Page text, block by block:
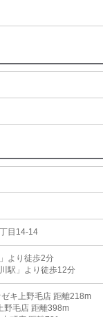
目14-14
より徒歩2分
駅」より徒歩12分
キ上野毛店 距離218m
野毛店 距離398m